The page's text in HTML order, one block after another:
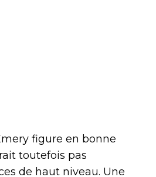
figure en bonne
toutefois pas
de haut niveau. Une